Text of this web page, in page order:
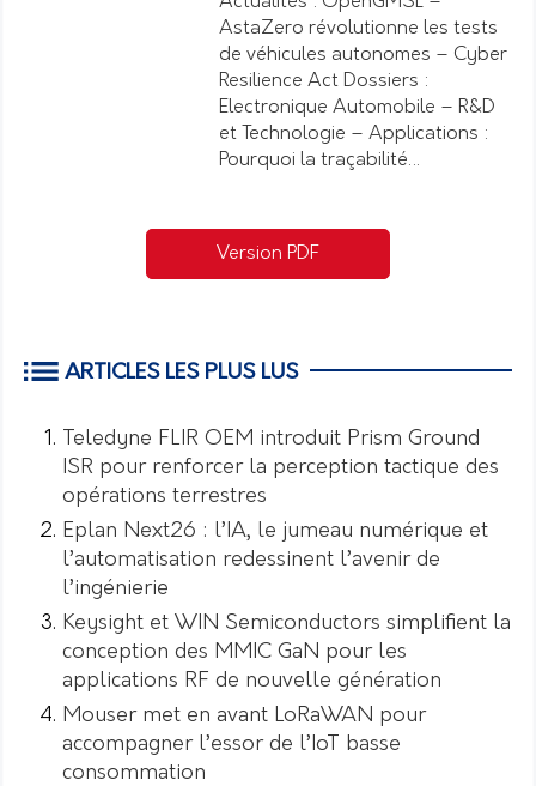
AstaZero révolutionne les tests
de véhicules autonomes – Cyber
Resilience Act Dossiers :
Electronique Automobile – R&D
et Technologie – Applications :
Pourquoi la traçabilité…
Version PDF
ARTICLES LES PLUS LUS
Teledyne FLIR OEM introduit Prism Ground
ISR pour renforcer la perception tactique des
opérations terrestres
Eplan Next26 : l’IA, le jumeau numérique et
l’automatisation redessinent l’avenir de
l’ingénierie
Keysight et WIN Semiconductors simplifient la
conception des MMIC GaN pour les
applications RF de nouvelle génération
Mouser met en avant LoRaWAN pour
accompagner l’essor de l’IoT basse
consommation